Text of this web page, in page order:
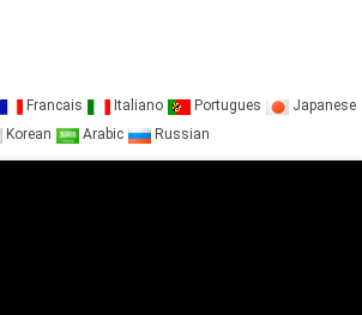
Francais Italiano Portugues
Japanese
Korean
Arabic Russian